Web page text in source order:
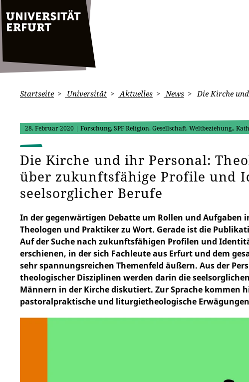
Startseite Universität Aktuelles News Die Kirche
28. Februar 2020 | Forschung, SPF Religion. Gesellschaft. Weltbeziehung.,
Die Kirche und ihr Personal:
über zukunftsfähige Profile und
seelsorglicher Berufe
In der gegenwärtigen Debatte um Rollen und Aufgaben
Theologen und Praktiker zu Wort. Gerade ist die
Auf der Suche nach zukunftsfähigen Profilen und
erschienen, in der sich Fachleute aus Erfurt und dem
sehr spannungsreichen Themenfeld äußern. Aus der
theologischer Disziplinen werden darin die
Männern in der Kirche diskutiert. Zur Sprache kommen
pastoralpraktische und liturgietheologische